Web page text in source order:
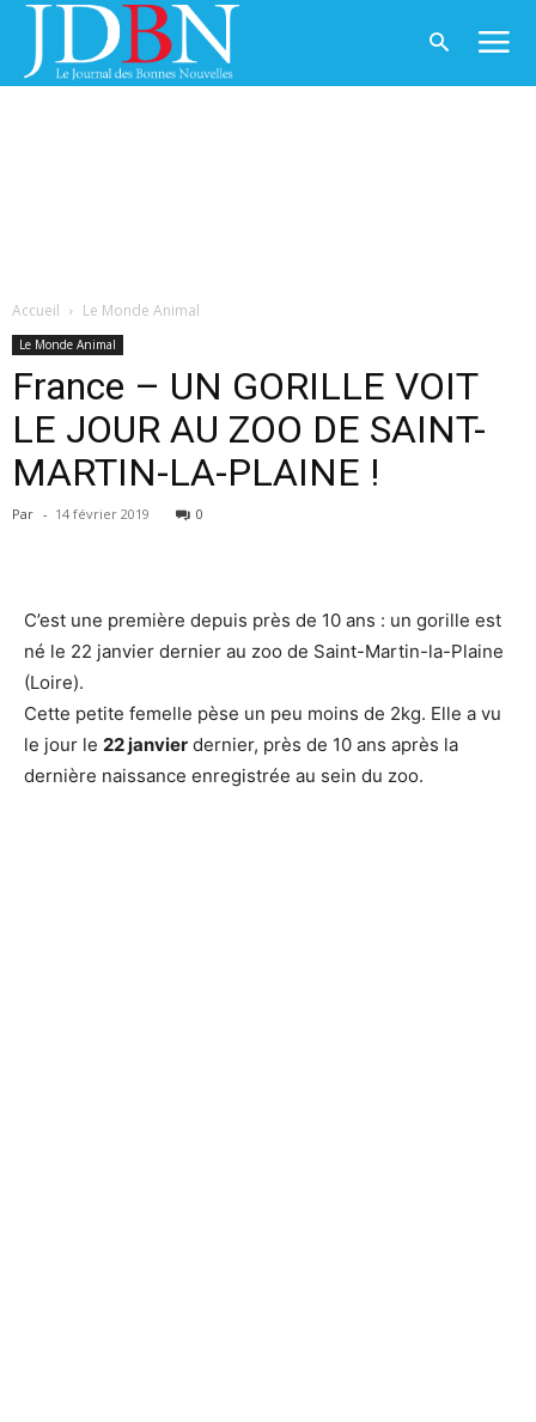
Accueil Le Monde Animal
Le Monde Animal
France – UN GORILLE VOIT
LE JOUR AU ZOO DE SAINT-
MARTIN-LA-PLAINE !
Par - 14 février 2019 0
C’est une première depuis près de 10 ans : un gorille est
né le 22 janvier dernier au zoo de Saint-Martin-la-Plaine
(Loire).
Cette petite femelle pèse un peu moins de 2kg. Elle a vu
le jour le 22 janvier dernier, près de 10 ans après la
dernière naissance enregistrée au sein du zoo.